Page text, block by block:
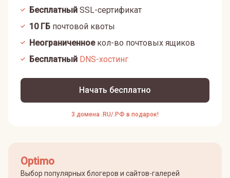
Бесплатный SSL-сертификат
10ГБ почтовой квоты
Неограниченноекол-во почтовых ящиков
Бесплатный DNS-хостинг
Начать бесплатно
3 домена .RU/.РФ в подарок!
Optimo
Выбор популярных блогеров и сайтов-галерей